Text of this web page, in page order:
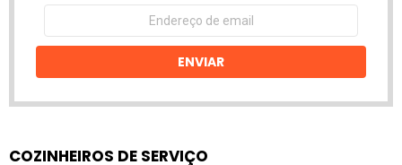
Endereço
email
ENVIAR
COZINHEIROS DE SERVIÇO